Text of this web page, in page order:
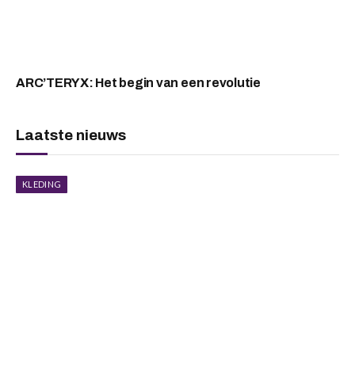
ARC’TERYX: Het begin van een revolutie
Laatste nieuws
KLEDING